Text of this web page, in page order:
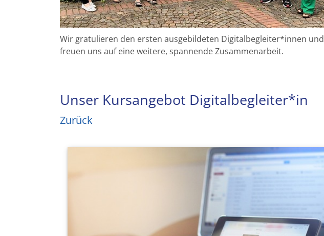
Wir gratulieren den ersten ausgebildeten Digitalbegleiter*innen und
freuen uns auf eine weitere, spannende Zusammenarbeit.
Unser Kursangebot Digitalbegleiter*in
Zurück